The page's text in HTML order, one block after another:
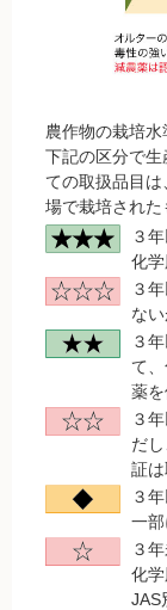
乾物
調味料
伝統酒類
飲料品
粉・餅
健康応援グ
石けん・生
食べもの百
農作物の栽培
下記の区分で
ての取扱品目
場で栽培された
３
化学
３
な
３
て
薬を
３
だ
証は
３
一部
３
化
JAS